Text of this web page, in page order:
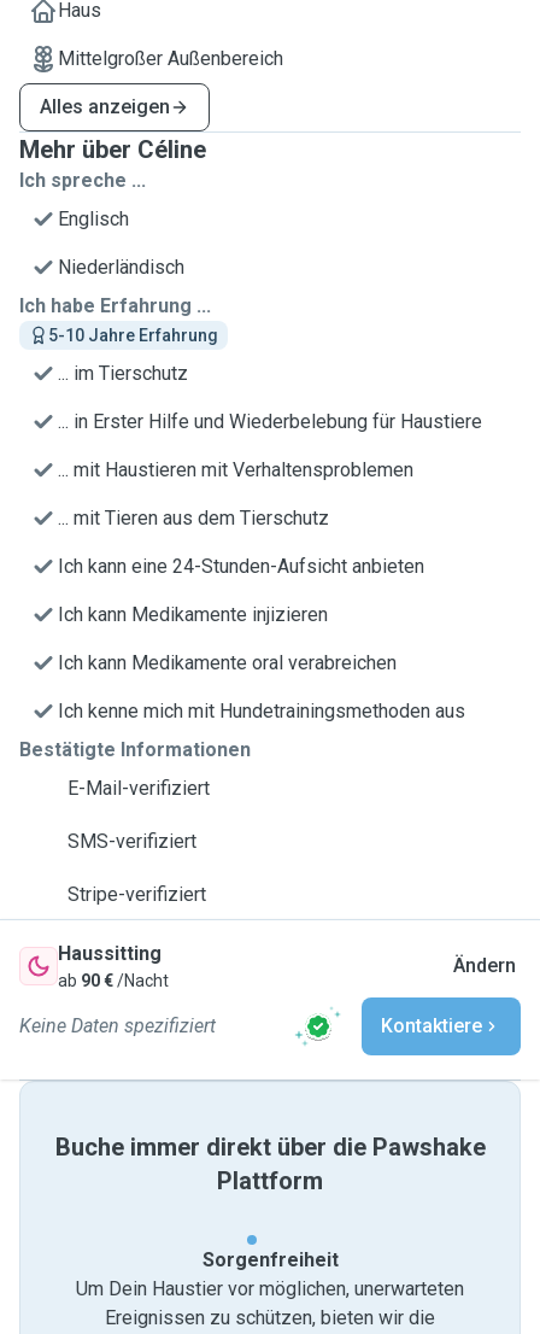
Haus
Mittelgroßer Außenbereich
Alles anzeigen
Mehr über Céline
Ich spreche ...
Englisch
Niederländisch
Ich habe Erfahrung ...
5-10 Jahre Erfahrung
... im Tierschutz
... in Erster Hilfe und Wiederbelebung für Haustiere
... mit Haustieren mit Verhaltensproblemen
... mit Tieren aus dem Tierschutz
Ich kann eine 24-Stunden-Aufsicht anbieten
Ich kann Medikamente injizieren
Ich kann Medikamente oral verabreichen
Ich kenne mich mit Hundetrainingsmethoden aus
Bestätigte Informationen
E-Mail-verifiziert
SMS-verifiziert
Stripe-verifiziert
Haussitting
ab 90 €/Nacht
Ändern
Keine Daten spezifiziert Kontaktiere
Buche immer direkt über die Pawshake
Plattform
Sorgenfreiheit
Um Dein Haustier vor möglichen, unerwarteten
Ereignissen zu schützen, bieten wir die